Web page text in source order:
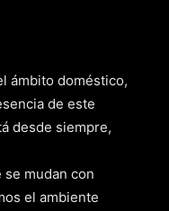
ámbito doméstico,
de este
desde siempre,
se mudan con
el ambiente